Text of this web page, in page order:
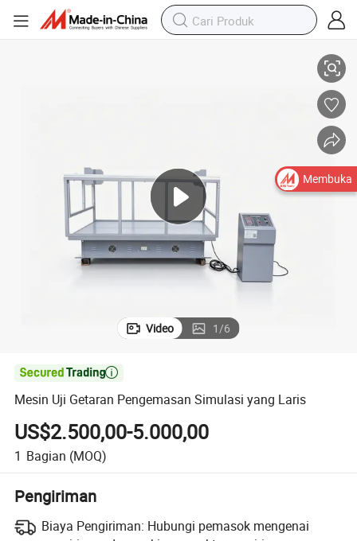
Video 1/6

Mesin Uji Getaran Pengemasan Simulasi yang Laris
US$2.500,00-5.000,00
1 Bagian (MOQ)
Pengiriman
Biaya Pengiriman: Hubungi pemasok mengenai
Membuka